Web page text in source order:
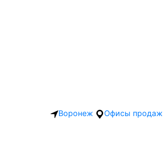
Воронеж Офисы продаж